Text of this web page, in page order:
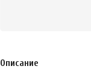
Описание